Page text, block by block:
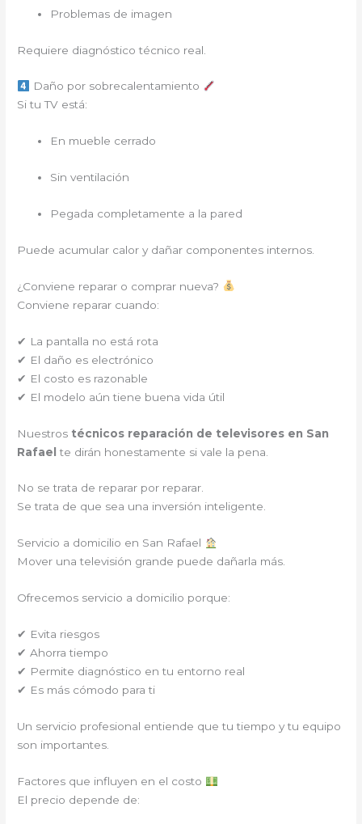
Problemas de imagen
Requiere diagnóstico técnico real.
Daño por sobrecalentamiento
Si tu TV está:
En mueble cerrado
Sin ventilación
Pegada completamente a la pared
Puede acumular calor y dañar componentes internos.
¿Conviene reparar o comprar nueva?
Conviene reparar cuando:
✔ La pantalla no está rota
✔ El daño es electrónico
✔ El costo es razonable
✔ El modelo aún tiene buena vida útil
Nuestros técnicos reparación de televisores en San
Rafael te dirán honestamente si vale la pena.
No se trata de reparar por reparar.
Se trata de que sea una inversión inteligente.
Servicio a domicilio en San Rafael
Mover una televisión grande puede dañarla más.
Ofrecemos servicio a domicilio porque:
✔ Evita riesgos
✔ Ahorra tiempo
✔ Permite diagnóstico en tu entorno real
✔ Es más cómodo para ti
Un servicio profesional entiende que tu tiempo y tu equipo
son importantes.
Factores que influyen en el costo
El precio depende de: